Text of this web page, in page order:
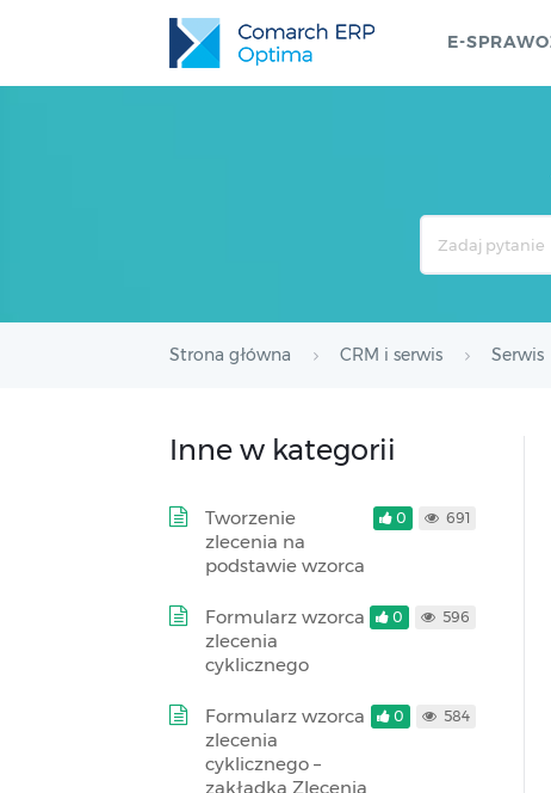
E-
Strona główna CRM i serwis Serwis
Inne w kategorii
Tworzenie
zlecenia na
podstawie wzorca
0 691
Formularz wzorca
zlecenia
cyklicznego
0 596
Formularz wzorca
zlecenia
cyklicznego –
zakładka Zlecenia
0 584